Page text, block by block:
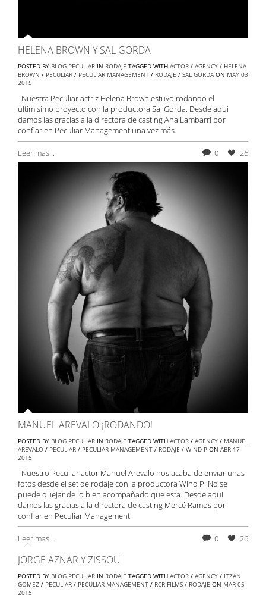
HELENA BROWN Y SAL GORDA
POSTED BY BLOG PECULIAR IN RODAJE TAGGED WITH ACTOR / AGENCY / HELENA
BROWN / PECULIAR / PECULIAR MANAGEMENT / RODAJE / SAL GORDA ON MAY 03
2015
Nuestra Peculiar actriz Helena Brown estuvo rodando el
ultimisimo proyecto con la productora Sal Gorda. Desde aqui
damos las gracias a la directora de casting Ana Lambarri por
confiar en Peculiar Management una vez más.
Leer mas... 0 26
MANUEL AREVALO ¡RODANDO!
POSTED BY BLOG PECULIAR IN RODAJE TAGGED WITH ACTOR / AGENCY / MANUEL
AREVALO / PECULIAR / PECULIAR MANAGEMENT / RODAJE / WIND P ON ABR 17
2015
Nuestro Peculiar actor Manuel Arevalo nos acaba de enviar unas
fotos desde el set de rodaje con la productora Wind P. No se
puede quejar de lo bien acompañado que esta. Desde aqui
damos las gracias a la directora de casting Mercé Ramos por
confiar en Peculiar Management.
Leer mas... 0 26
JORGE AZNAR Y ZISSOU
POSTED BY BLOG PECULIAR IN RODAJE TAGGED WITH ACTOR / AGENCY / ITZAN
GOMEZ / PECULIAR / PECULIAR MANAGEMENT / RCR FILMS / RODAJE ON MAR 05
2015